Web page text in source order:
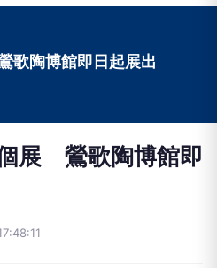
歌陶博館即日起展出
展 鶯歌陶博館即